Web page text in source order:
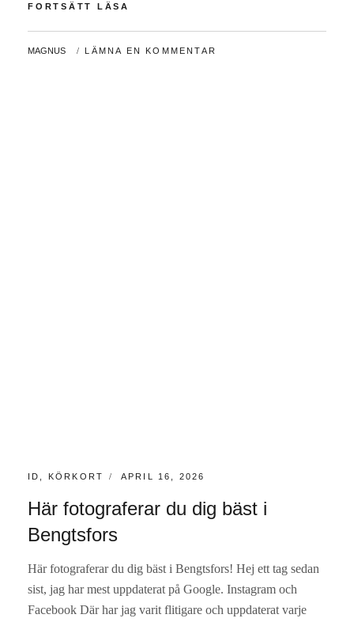
FORTSÄTT LÄSA
BESÖK
AV
MAGNUS LÄMNA EN KOMMENTAR
KATEGORIER:
ID KÖRKORT PUBLICERAT
APRIL 16, 2026
Här fotograferar du dig bäst i
Bengtsfors
Här fotograferar du dig bäst i Bengtsfors! Hej ett tag sedan
sist, jag har mest uppdaterat på Google. Instagram och
Facebook Där har jag varit flitigare och uppdaterat varje